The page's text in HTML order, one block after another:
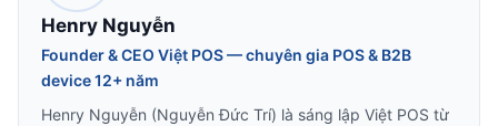
Henry Nguyễn
Founder & CEO Việt POS — chuyên gia POS & B2B
device 12+ năm
Henry Nguyễn (Nguyễn Đức Trí) là sáng lập Việt POS từ